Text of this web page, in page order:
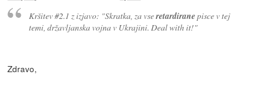
Kršitev #2.1 z izjavo: "Skratka, za vseretardiranepisce v tej
temi, državljanska vojna v Ukrajini. Deal with it!"
Zdravo,